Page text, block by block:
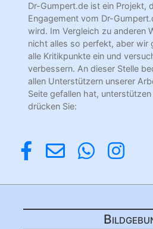
Dr-Gumpert.de ist ein Projekt,
Engagement vom Dr-
wird. Im Vergleich zu anderen
nicht alles so perfekt, aber wir
alle Kritikpunkte ein und
verbessern. An dieser Stelle
allen Unterstützern unserer
Seite gefallen hat,
drücken Sie: